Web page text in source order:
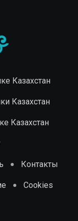
Казахстан
Казахстан
Казахстан
Контакты
Cookies